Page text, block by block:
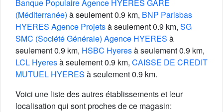
Banque Populaire Agence HYERES GARE
(Méditerranée) à seulement 0.9 km, BNP Parisbas
HYERES Agence Projetsà seulement 0.9 km, SG
SMC (Société Générale) Agence HYERES à
seulement 0.9 km, HSBC Hyeresà seulement 0.9 km,
LCL Hyeresà seulement 0.9 km, CAISSE DE CREDIT
MUTUEL HYERES à seulement 0.9 km.
Voici une liste des autres établissements et leur
localisation qui sont proches de ce magasin: